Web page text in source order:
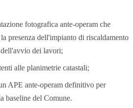
fotografica ante-operam che
presenza dell'impianto di riscaldamento
dei lavori;
alle planimetrie catastali;
APE ante-operam definitivo per
baseline del Comune.